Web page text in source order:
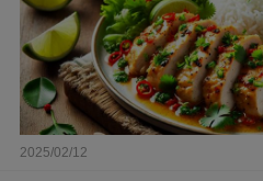
2025/02/12